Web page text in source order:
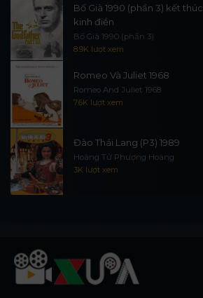
Bố Già 1990 (phần 3) kết
kinh điển
Bố Già 1990 (phần 3)
8.9K lượt xem
Romeo Và Juliet 1968
Romeo And Juliet 1968
7.6K lượt xem
Đào Thái Lang (P3) 1989
Hoàng Tử Phượng Hoàng
3K lượt xem